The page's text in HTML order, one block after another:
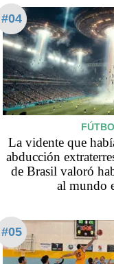
#04
La vidente que
abducción
de Brasil valoró
al mundo
#05